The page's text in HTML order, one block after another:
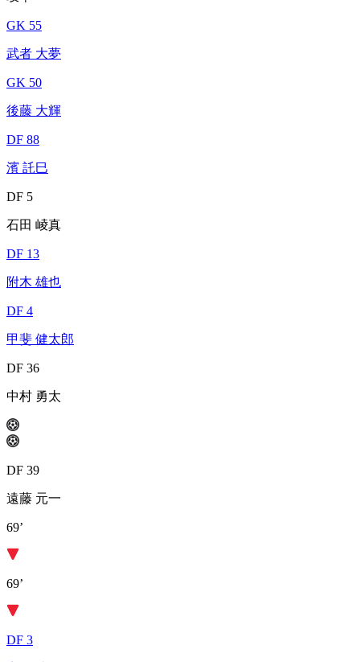
GK 55
武者 大夢
GK 50
後藤 大輝
DF 88
濱 託巳
DF 5
石田 崚真
DF 13
附木 雄也
DF 4
甲斐 健太郎
DF 36
中村 勇太
DF 39
遠藤 元一
69’
69’
DF 3